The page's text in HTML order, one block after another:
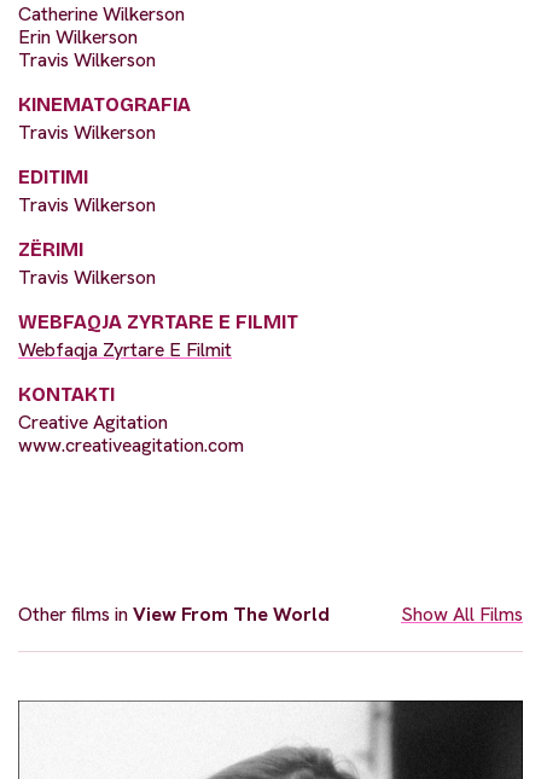
Catherine Wilkerson
Erin Wilkerson
Travis Wilkerson
KINEMATOGRAFIA
Travis Wilkerson
EDITIMI
Travis Wilkerson
ZËRIMI
Travis Wilkerson
WEBFAQJA ZYRTARE E FILMIT
Webfaqja Zyrtare E Filmit
KONTAKTI
Creative Agitation
www.creativeagitation.com
Other films inView From The World Show All Films